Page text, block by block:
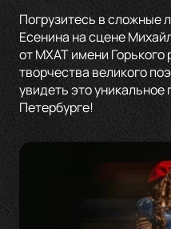
Погрузитесь в сложные
Есенина на сцене
от МХАТ имени Горького
творчества великого
увидеть это
Петербурге!